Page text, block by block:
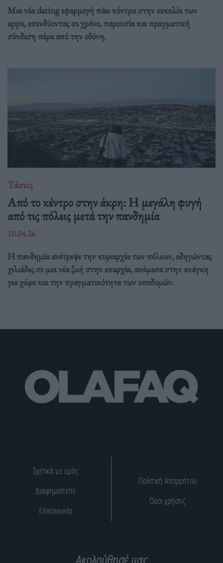
Μια νέα dating εφαρμογή πάει κόντρα στην ευκολία των
apps, επενδύοντας σε χρόνο, παρουσία και πραγματική
σύνδεση πέρα από την οθόνη.
Τάσεις
Από το κέντρο στην άκρη: H μεγάλη φυγή
από τις πόλεις μετά την πανδημία
10.04.26
Η πανδημία ανέτρεψε την κυριαρχία των πόλεων, οδηγώντας
χιλιάδες σε μια νέα ζωή στην επαρχία, ανάμεσα στην ανάγκη
για χώρο και την πραγματικότητα των υποδομών.
Σχετικά με εμάς
Διαφημιστείτε
Επικοινωνία
Πολιτική Απορρήτου
Όροι χρήσης